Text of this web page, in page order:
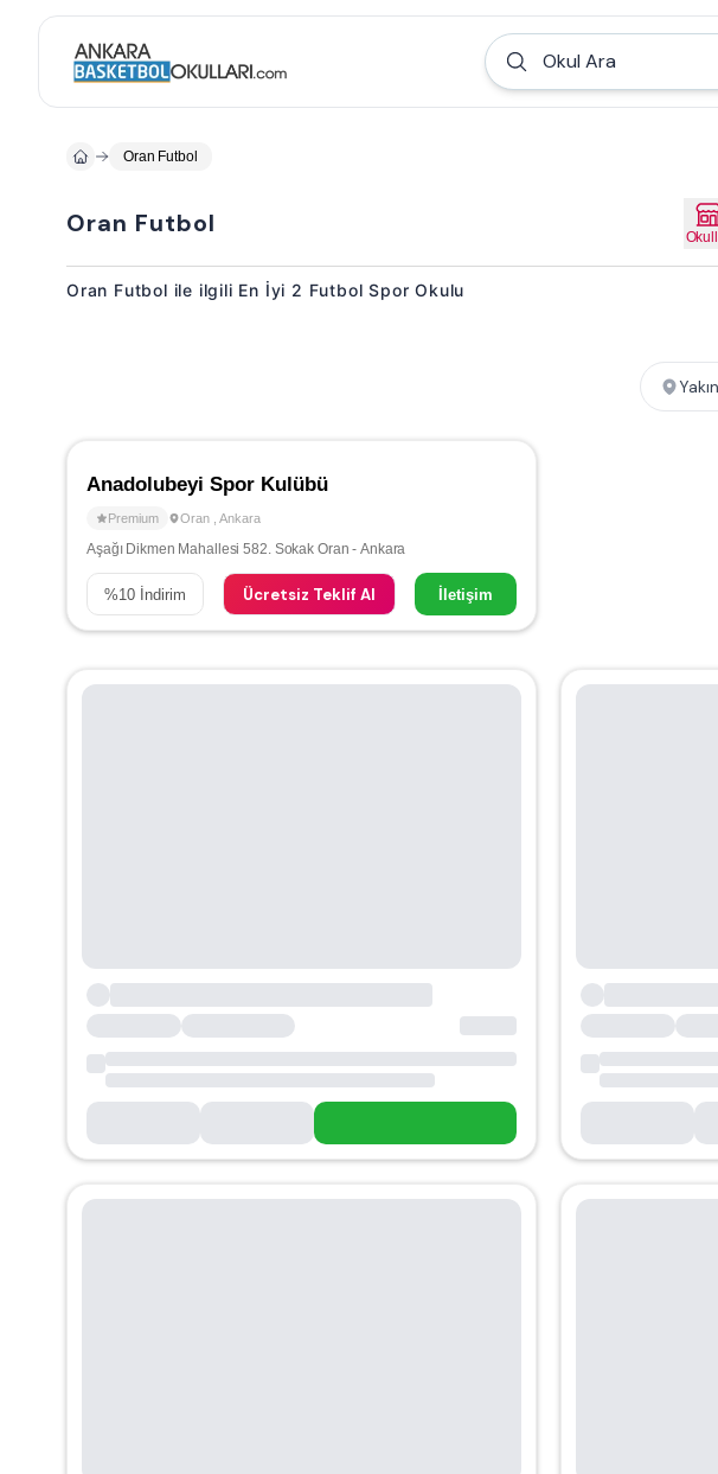
Okul Ara
Oran Futbol
Oran Futbol
Oran Futbol ile ilgili En İyi 2 Futbol Spor Okulu
Anadolubeyi Spor Kulübü
Premium Oran Ankara
Aşağı Dikmen Mahallesi 582. Sokak Oran - Ankara
%10 İndirim Ücretsiz Teklif Al İletişim